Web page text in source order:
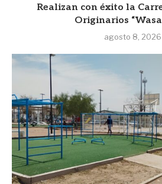
Realizan con éxito la
Originarios
agosto 8, 2026